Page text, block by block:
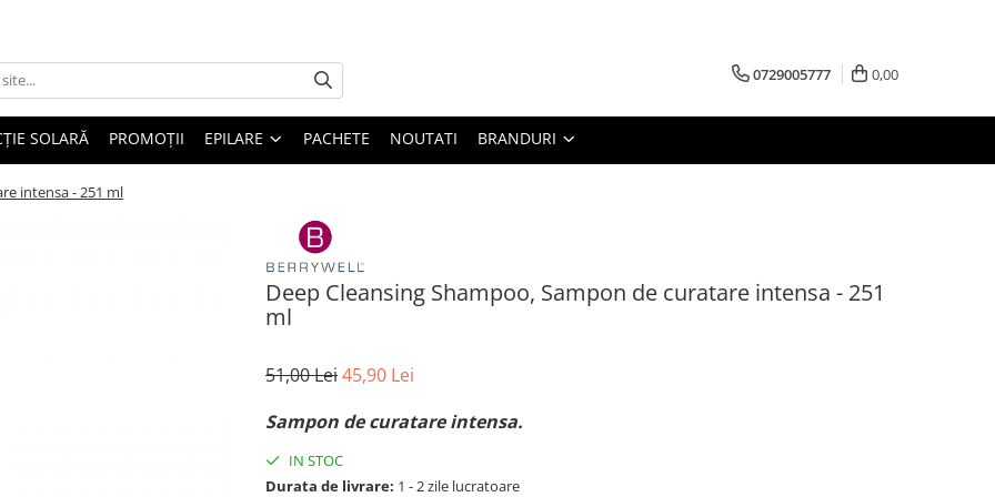
0729005777 0,00
SOLARĂ PROMOȚII EPILARE PACHETE NOUTATI BRANDURI
intensa - 251 ml
Deep Cleansing Shampoo, Sampon de curatare intensa - 251
ml
51,00 Lei45,90 Lei
Sampon de curatare intensa.
IN STOC
Durata de livrare: 1 - 2 zile lucratoare